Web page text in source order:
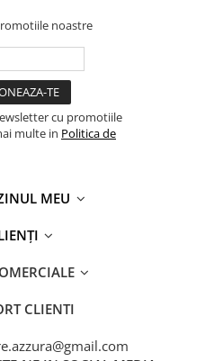
noastre
cu promotiile
multe in Politica de
MEU
CLIENTI